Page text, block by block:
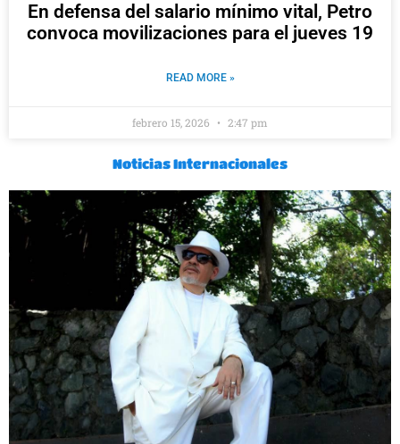
En defensa del salario mínimo vital, Petro
convoca movilizaciones para el jueves 19
READ MORE »
febrero 15, 2026 2:47 pm
Noticias Internacionales